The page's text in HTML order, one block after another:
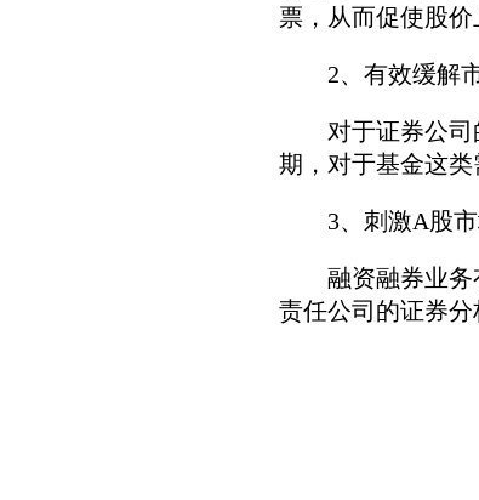
票，从而促使股价
2、有效缓解市
对于证券公司的
期，对于基金这
3、刺激A股市
融资融券业务有
责任公司的证券